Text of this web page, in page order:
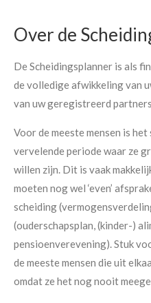
Over de
De Scheidingsplanner is als
de volledige afwikkeling van
van uw geregistreerd
Voor de meeste mensen is
vervelende periode waar ze
willen zijn. Dit is vaak
moeten nog wel ‘even’
scheiding
(ouderschapsplan, (kinder-)
pensioenverevening). Stuk
de meeste mensen die uit
omdat ze het nog nooit